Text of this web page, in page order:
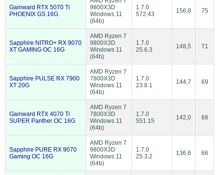
Gainward RTX 5070 Ti
PHOENIX GS 16G
9800X3D
Windows 11
(64b)
1.7.0
572.43
156,8 75
Sapphire NITRO+ RX 9070
XT GAMING OC 16G
AMD Ryzen 7
9800X3D
Windows 11
(64b)
1.7.0
25.6.3
148,5 71
Sapphire PULSE RX 7900
XT 20G
AMD Ryzen 7
7800X3D
Windows 11
(64b)
1.7.0
23.8.1
144,7 69
Gainward RTX 4070 Ti
SUPER Panther OC 16G
AMD Ryzen 7
7800X3D
Windows 11
(64b)
1.7.0
551.15
142,0 68
Sapphire PURE RX 9070
Gaming OC 16G
AMD Ryzen 7
9800X3D
Windows 11
(64b)
1.7.0
25.3.2
136,6 66